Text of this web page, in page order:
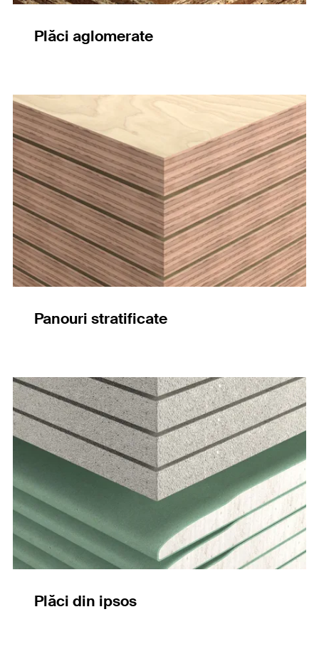
Plăci aglomerate
Panouri stratificate
Plăci din ipsos